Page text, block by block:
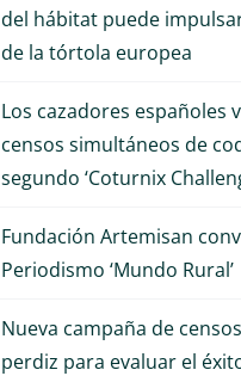
del hábitat puede
de la tórtola europea
Los cazadores españoles
censos simultáneos de
segundo ‘Coturnix
Fundación Artemisan
Periodismo ‘Mundo Rural’
Nueva campaña de
perdiz para evaluar el